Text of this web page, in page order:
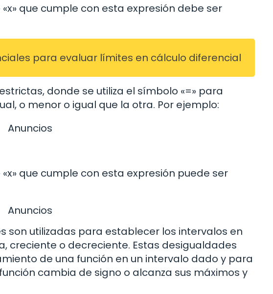
que cumple con esta expresión debe ser
para evaluar límites en cálculo diferencial
donde se utiliza el símbolo «=» para
o menor o igual que la otra. Por ejemplo:
Anuncios
que cumple con esta expresión puede ser
Anuncios
son utilizadas para establecer los intervalos en
creciente o decreciente. Estas desigualdades
de una función en un intervalo dado y para
cambia de signo o alcanza sus máximos y